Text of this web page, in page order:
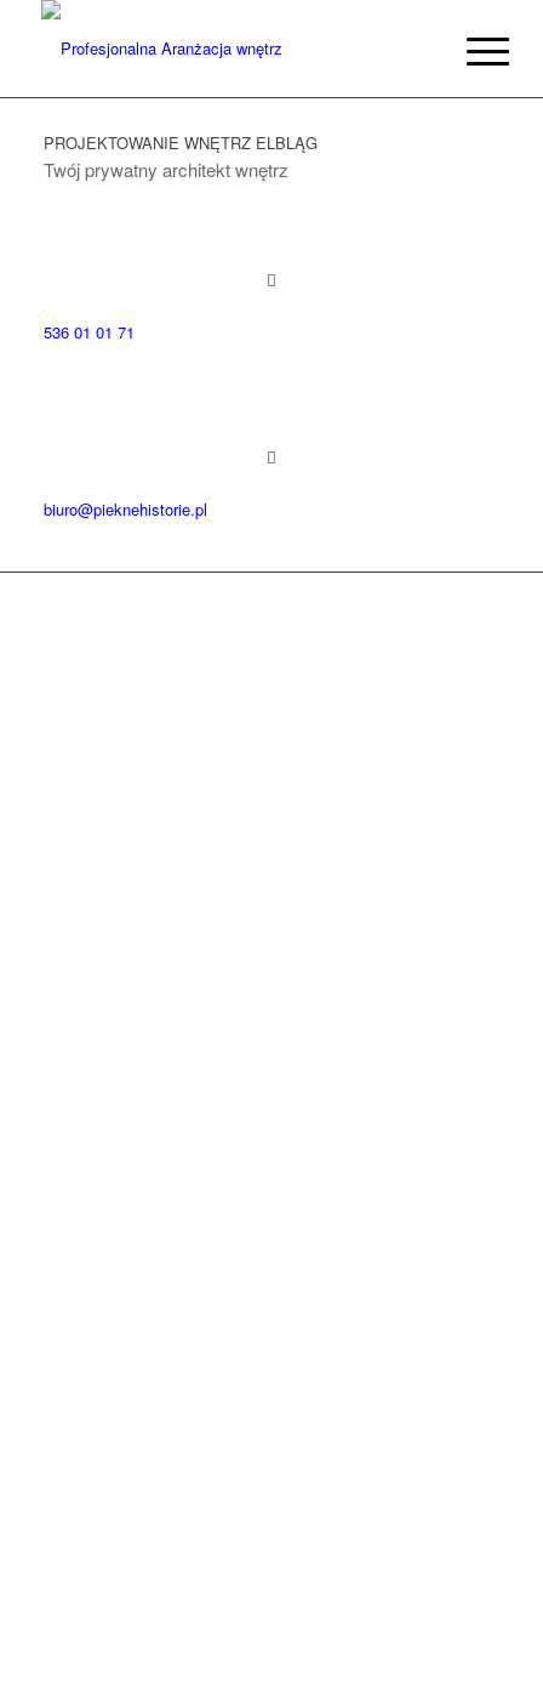
PROJEKTOWANIE WNĘTRZ ELBLĄG
Twój prywatny architekt wnętrz
536 01 01 71
biuro@pieknehistorie.pl